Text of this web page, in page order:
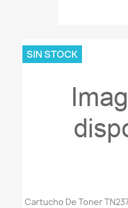
Cartucho De Toner
SIN STOCK